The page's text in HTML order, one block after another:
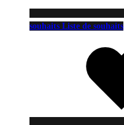
souhaits Liste de souhaits